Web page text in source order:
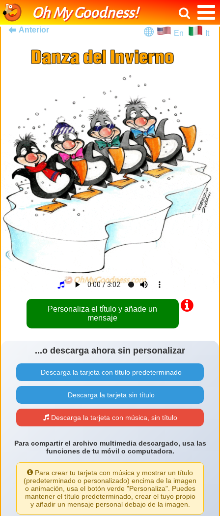
Oh My Goodness!
Anterior En It
Personaliza el título y añade un
mensaje
...o descarga ahora sin personalizar
Descarga la tarjeta con título predeterminado
Descarga la tarjeta sin título
Descarga la tarjeta con música, sin título
Para compartir el archivo multimedia descargado, usa las
funciones de tu móvil o computadora.
Para crear tu tarjeta con música y mostrar un título
(predeterminado o personalizado) encima de la imagen
o animación, usa el botón verde "Personaliza". Puedes
mantener el título predeterminado, crear el tuyo propio
y añadir un mensaje personal debajo de la imagen.